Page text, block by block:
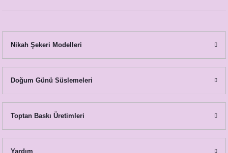
Nikah Şekeri Modelleri
Doğum Günü Süslemeleri
Toptan Baskı Üretimleri
Yardım